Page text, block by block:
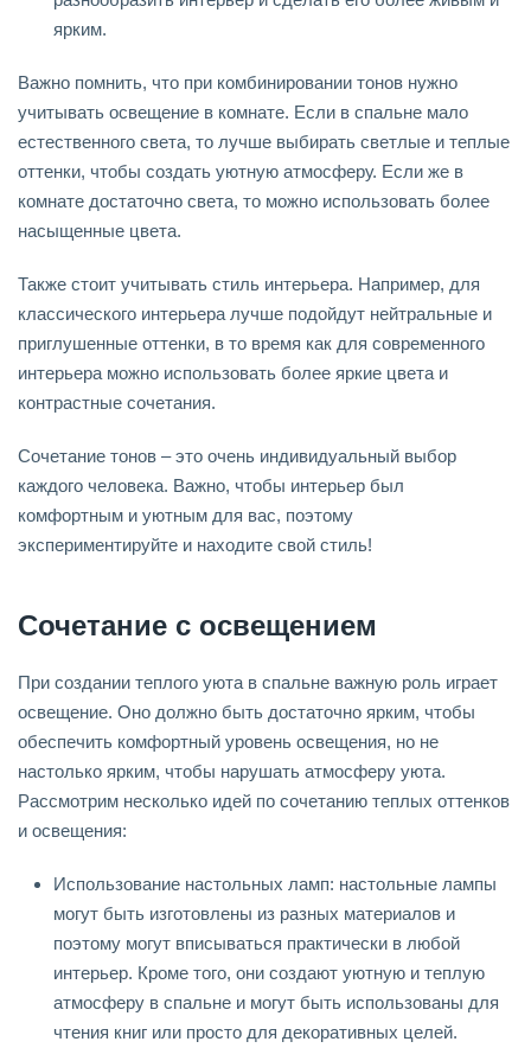
ярким.
Важно помнить, что при комбинировании тонов нужно
учитывать освещение в комнате. Если в спальне мало
естественного света, то лучше выбирать светлые и теплые
оттенки, чтобы создать уютную атмосферу. Если же в
комнате достаточно света, то можно использовать более
насыщенные цвета.
Также стоит учитывать стиль интерьера. Например, для
классического интерьера лучше подойдут нейтральные и
приглушенные оттенки, в то время как для современного
интерьера можно использовать более яркие цвета и
контрастные сочетания.
Сочетание тонов – это очень индивидуальный выбор
каждого человека. Важно, чтобы интерьер был
комфортным и уютным для вас, поэтому
экспериментируйте и находите свой стиль!
Сочетание с освещением
При создании теплого уюта в спальне важную роль играет
освещение. Оно должно быть достаточно ярким, чтобы
обеспечить комфортный уровень освещения, но не
настолько ярким, чтобы нарушать атмосферу уюта.
Рассмотрим несколько идей по сочетанию теплых оттенков
и освещения:
Использование настольных ламп: настольные лампы
могут быть изготовлены из разных материалов и
поэтому могут вписываться практически в любой
интерьер. Кроме того, они создают уютную и теплую
атмосферу в спальне и могут быть использованы для
чтения книг или просто для декоративных целей.